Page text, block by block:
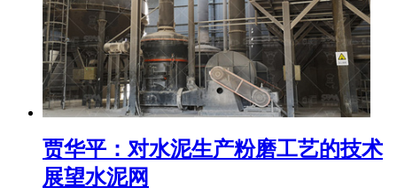
贾华平：对水泥生产粉磨工艺的技术
展望水泥网